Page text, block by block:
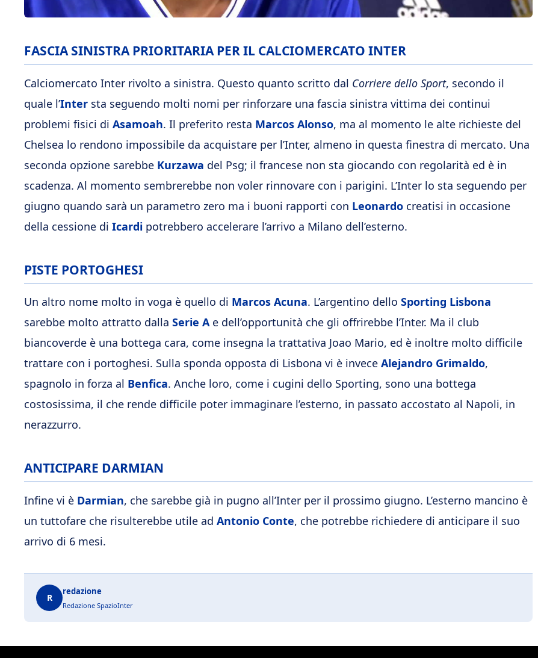
FASCIA SINISTRA PRIORITARIA PER IL CALCIOMERCATO INTER
Calciomercato Inter rivolto a sinistra. Questo quanto scritto dal Corriere dello Sport, secondo il
quale l’Inter sta seguendo molti nomi per rinforzare una fascia sinistra vittima dei continui
problemi fisici di Asamoah. Il preferito resta Marcos Alonso, ma al momento le alte richieste del
Chelsea lo rendono impossibile da acquistare per l’Inter, almeno in questa finestra di mercato. Una
seconda opzione sarebbe Kurzawa del Psg; il francese non sta giocando con regolarità ed è in
scadenza. Al momento sembrerebbe non voler rinnovare con i parigini. L’Inter lo sta seguendo per
giugno quando sarà un parametro zero ma i buoni rapporti con Leonardo creatisi in occasione
della cessione di Icardi potrebbero accelerare l’arrivo a Milano dell’esterno.
PISTE PORTOGHESI
Un altro nome molto in voga è quello di Marcos Acuna. L’argentino dello Sporting Lisbona
sarebbe molto attratto dalla Serie A e dell’opportunità che gli offrirebbe l’Inter. Ma il club
biancoverde è una bottega cara, come insegna la trattativa Joao Mario, ed è inoltre molto difficile
trattare con i portoghesi. Sulla sponda opposta di Lisbona vi è invece Alejandro Grimaldo,
spagnolo in forza al Benfica. Anche loro, come i cugini dello Sporting, sono una bottega
costosissima, il che rende difficile poter immaginare l’esterno, in passato accostato al Napoli, in
nerazzurro.
ANTICIPARE DARMIAN
Infine vi è Darmian, che sarebbe già in pugno all’Inter per il prossimo giugno. L’esterno mancino è
un tuttofare che risulterebbe utile ad Antonio Conte, che potrebbe richiedere di anticipare il suo
arrivo di 6 mesi.
R
redazione
Redazione SpazioInter